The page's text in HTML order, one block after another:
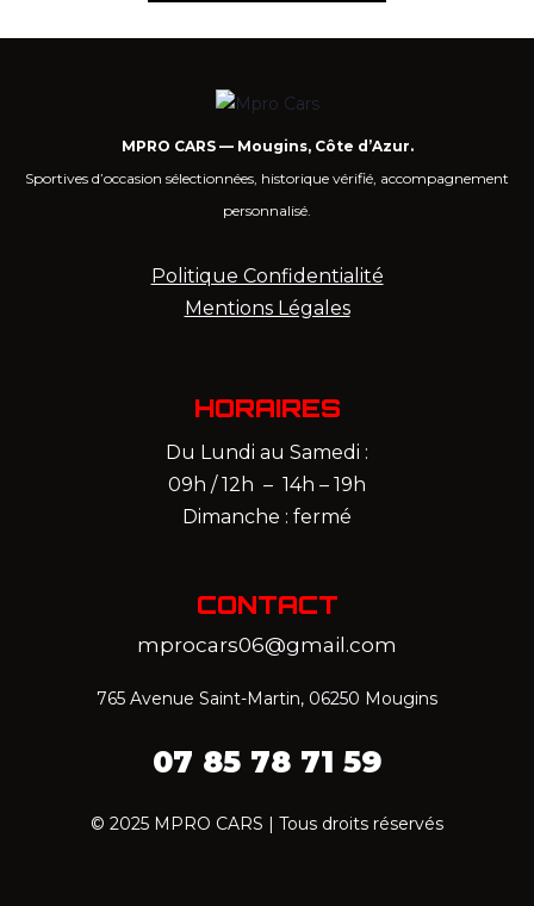
MPRO CARS — Mougins, Côte d’Azur.
Sportives d’occasion sélectionnées, historique vérifié, accompagnement
personnalisé.
Politique Confidentialité
Mentions Légales
HORAIRES
Du Lundi au Samedi :
09h / 12h – 14h – 19h
Dimanche : fermé
CONTACT
mprocars06@gmail.com
765 Avenue Saint-Martin, 06250 Mougins
07 85 78 71 59‬
© 2025 MPRO CARS | Tous droits réservés